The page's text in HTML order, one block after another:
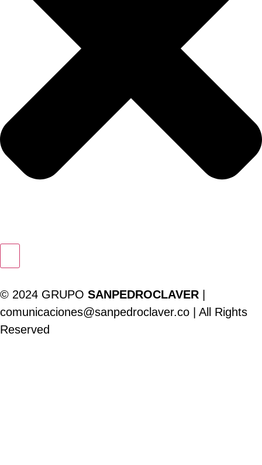
© 2024 GRUPO SANPEDROCLAVER
comunicaciones@sanpedroclaver.co | All Rights
Reserved